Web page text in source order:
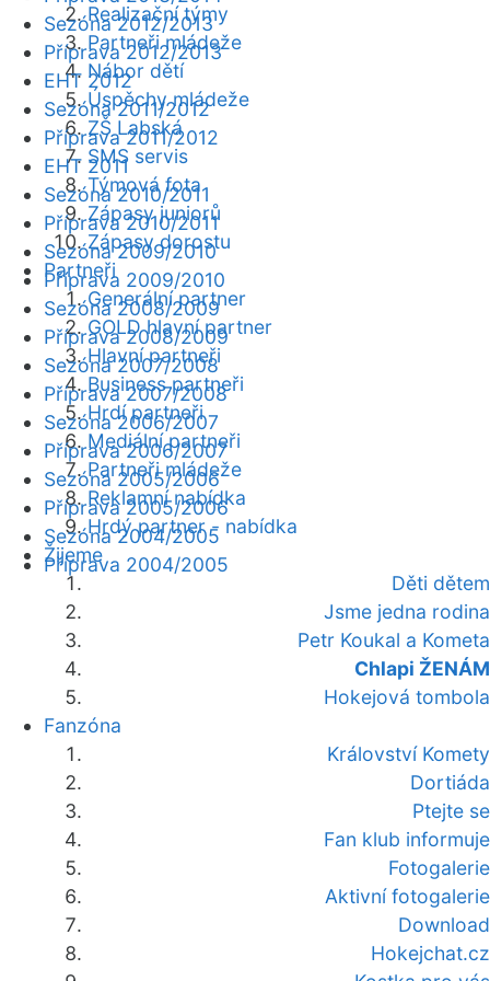
Realizační týmy
Partneři mládeže
Nábor dětí
Úspěchy mládeže
ZŠ Labská
SMS servis
Týmová fota
Zápasy juniorů
Zápasy dorostu
Partneři
Generální partner
GOLD hlavní partner
Hlavní partneři
Business partneři
Hrdí partneři
Mediální partneři
Partneři mládeže
Reklamní nabídka
Hrdý partner - nabídka
Žijeme
Děti dětem
Jsme jedna rodina
Petr Koukal a Kometa
Chlapi ŽENÁM
Hokejová tombola
Fanzóna
Království Komety
Dortiáda
Ptejte se
Fan klub informuje
Fotogalerie
Aktivní fotogalerie
Download
Hokejchat.cz
Sezóna 2012/2013
Příprava 2012/2013
EHT 2012
Sezóna 2011/2012
Příprava 2011/2012
EHT 2011
Sezóna 2010/2011
Příprava 2010/2011
Sezóna 2009/2010
Příprava 2009/2010
Sezóna 2008/2009
Příprava 2008/2009
Sezóna 2007/2008
Příprava 2007/2008
Sezóna 2006/2007
Příprava 2006/2007
Sezóna 2005/2006
Příprava 2005/2006
Sezóna 2004/2005
Příprava 2004/2005